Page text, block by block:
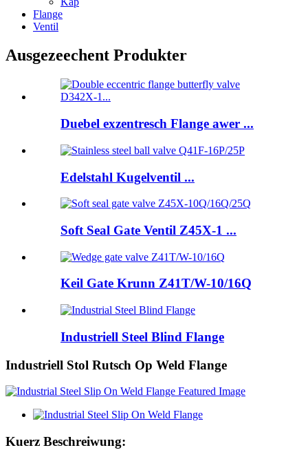
Flange
Ventil
Ausgezeechent Produkter
Duebel exzentresch Flange awer ...
Edelstahl Kugelventil ...
Soft Seal Gate Ventil Z45X-1 ...
Keil Gate Krunn Z41T/W-10/16Q
Industriell Steel Blind Flange
Industriell Stol Rutsch Op Weld Flange
Kuerz Beschreiwung: